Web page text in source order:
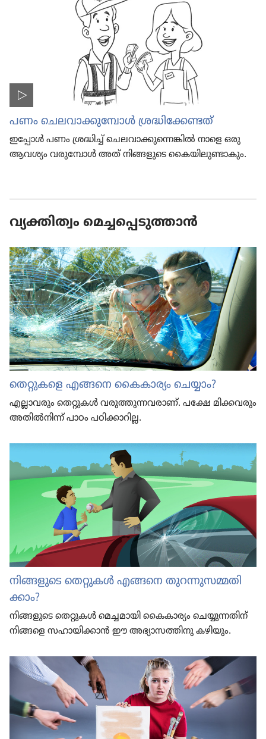
പണം ചെലവാ​ക്കു​മ്പോൾ ശ്രദ്ധി​ക്കേ​ണ്ടത്‌
ഇപ്പോൾ പണം ശ്രദ്ധിച്ച്‌ ചെലവാ​ക്കു​ന്നെ​ങ്കിൽ നാളെ ഒരു
ആവശ്യം വരു​മ്പോൾ അത്‌ നിങ്ങളു​ടെ കൈയി​ലു​ണ്ടാ​കും.
വ്യക്തിത്വം മെച്ചപ്പെടുത്താൻ
തെറ്റു​ക​ളെ എങ്ങനെ കൈകാ​ര്യം ചെയ്യാം?
എല്ലാവ​രും തെറ്റുകൾ വരുത്തു​ന്ന​വ​രാണ്‌. പക്ഷേ മിക്കവ​രും
അതിൽനിന്ന്‌ പാഠം പഠിക്കാ​റി​ല്ല.
നിങ്ങളു​ടെ തെറ്റുകൾ എങ്ങനെ തുറന്നു​സ​മ്മ​തി​
ക്കാം?
നിങ്ങളു​ടെ തെറ്റുകൾ മെച്ചമാ​യി കൈകാ​ര്യം ചെയ്യു​ന്ന​തിന്‌
നിങ്ങളെ സഹായി​ക്കാൻ ഈ അഭ്യാ​സ​ത്തി​നു കഴിയും.